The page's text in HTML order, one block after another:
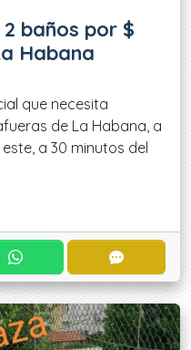
baños por $
Habana
que necesita
de La Habana, a
a 30 minutos del
CONTACTAR POR